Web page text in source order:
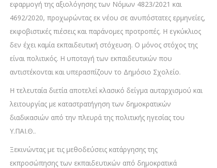
εφαρμογή της αξιολόγησης των Νόμων 4823/2021 και
4692/2020, προχωρώντας εκ νέου σε ανυπόστατες ερμηνείες,
εκφοβιστικές πιέσεις και παράνομες προτροπές. Η εγκύκλιος
δεν έχει καμία εκπαιδευτική στόχευση. Ο μόνος στόχος της
είναι πολιτικός. Η υποταγή των εκπαιδευτικών που
αντιστέκονται και υπερασπίζουν το Δημόσιο Σχολείο.
Η τελευταία διετία αποτελεί κλασικό δείγμα αυταρχισμού και
λειτουργίας με καταστρατήγηση των δημοκρατικών
διαδικασιών από την πλευρά της πολιτικής ηγεσίας του
Υ.ΠΑΙ.Θ..
Ξεκινώντας με τις μεθοδεύσεις κατάργησης της
εκπροσώπησης των εκπαιδευτικών από δημοκρατικά